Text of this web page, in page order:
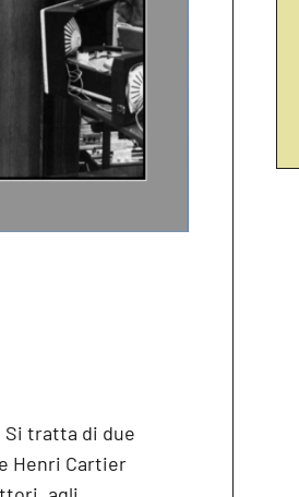
Si tratta di due
Henri Cartier